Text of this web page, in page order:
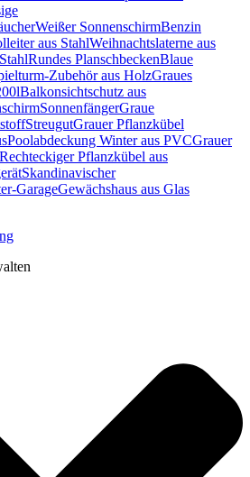
Weißer SonnenschirmBenzin
aus StahlWeihnachtslaterne aus
Rundes PlanschbeckenBlaue
Zubehör aus HolzGraues
Balkonsichtschutz aus
SonnenfängerGraue
StreugutGrauer Pflanzkübel
Poolabdeckung Winter aus PVCGrauer
Rechteckiger Pflanzkübel aus
Skandinavischer
GarageGewächshaus aus Glas